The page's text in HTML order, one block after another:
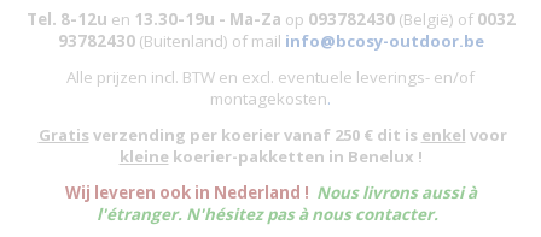
Tel. 8-12u en 13.30-19u - Ma-Za op 093782430(België) of 0032
93782430(Buitenland) of mail info@bcosy-outdoor.be
Alle prijzen incl. BTW en excl. eventuele leverings- en/of
montagekosten.
Gratis verzending per koerier vanaf 250 € dit is enkel voor
kleinekoerier-pakketten in Benelux !
Wij leveren ook in Nederland ! Nous livrons aussi à
l'étranger. N'hésitez pas à nous contacter.